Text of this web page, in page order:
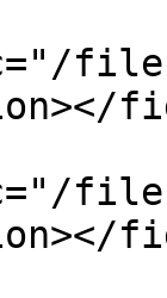
files/